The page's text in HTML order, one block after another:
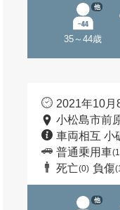
35～44歳
他
2021年10月
小松島市前
車両相互 小
普通乗用車
死亡(0) 負傷
他